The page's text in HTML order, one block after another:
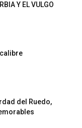
Y EL VULGO
del Ruedo,